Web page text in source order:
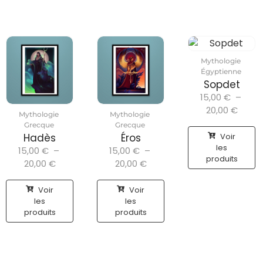
Mythologie
Grecque
Hadès
15,00 € –
20,00 €
Voir
les
produits
Mythologie
Grecque
Éros
15,00 € –
20,00 €
Voir
les
produits
Mythologie
Égyptienne
Sopdet
15,00 € –
20,00 €
Voir
les
produits